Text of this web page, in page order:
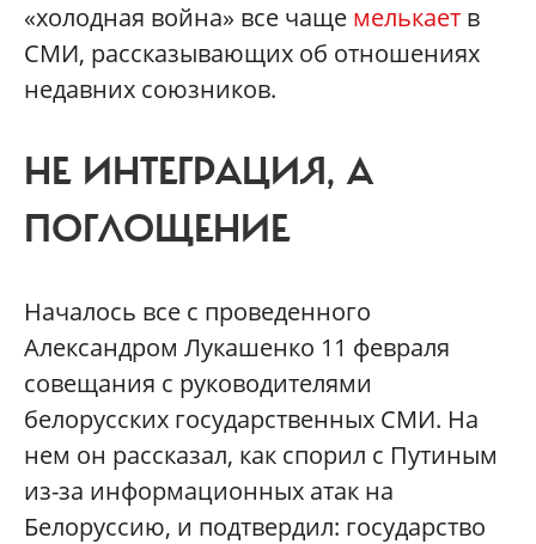
«холодная война» все чаще мелькает в
СМИ, рассказывающих об отношениях
недавних союзников.
НЕ ИНТЕГРАЦИЯ, А
ПОГЛОЩЕНИЕ
Началось все с проведенного
Александром Лукашенко 11 февраля
совещания с руководителями
белорусских государственных СМИ. На
нем он рассказал, как спорил с Путиным
из-за информационных атак на
Белоруссию, и подтвердил: государство